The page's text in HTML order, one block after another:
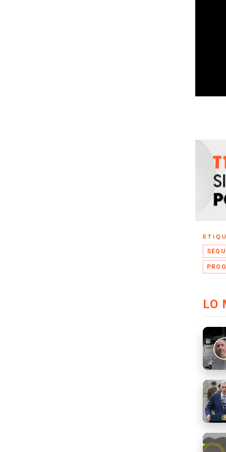
LO